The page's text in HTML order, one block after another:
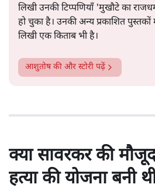
लिखी उनकी टिप्पणियाँ 'मुखौटे का
हो चुका है। उनकी अन्य प्रकाशित
लिखी एक किताब भी है।
आशुतोषकी और स्टोरी पढ़ें
क्या सावरकर की
हत्या की योजना बनी